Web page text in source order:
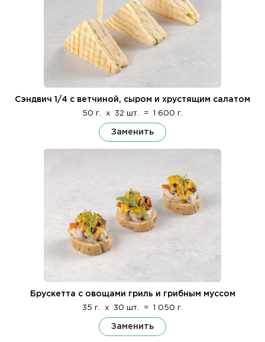
Сэндвич 1/4 с ветчиной, сыром и хрустящим салатом
50 г. x 32 шт. = 1 600 г.
Заменить
Брускетта с овощами гриль и грибным муссом
35 г. x 30 шт. = 1 050 г.
Заменить